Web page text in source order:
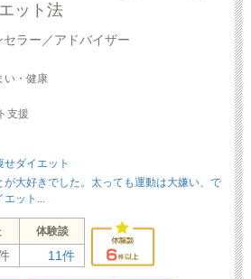
ット法
セラー／アドバイザー
い・健康
支援
せダイエット
大好きでした。太っても運動は大嫌い、で
エット...
体験談
11件